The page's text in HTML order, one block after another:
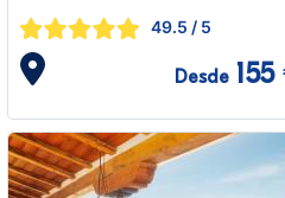
49.5 / 5
Desde